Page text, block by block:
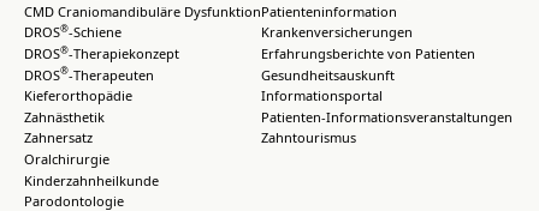
CMD Craniomandibuläre Dysfunktion
DROS®-Schiene
DROS®-Therapiekonzept
DROS®-Therapeuten
Kieferorthopädie
Zahnästhetik
Zahnersatz
Oralchirurgie
Kinderzahnheilkunde
Parodontologie
Patienteninformation
Krankenversicherungen
Erfahrungsberichte von Patienten
Gesundheitsauskunft
Informationsportal
Patienten-Informationsveranstaltungen
Zahntourismus